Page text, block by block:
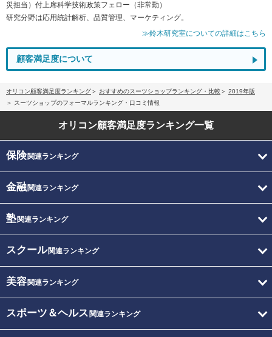
災担当）付上席科学技術政策フェロー（非常勤）
研究分野は応用統計解析、品質管理、マーケティング。
≫鈴木研究室についての詳細はこちら
顧客満足度について
オリコン顧客満足度ランキング おすすめのスーツショップランキング・比較
2019年版
スーツショップのフォーマルランキング・口コミ情報
オリコン顧客満足度ランキング一覧
保険関連ランキング
金融関連ランキング
塾関連ランキング
スクール関連ランキング
美容関連ランキング
スポーツ＆ヘルス 関連ランキング